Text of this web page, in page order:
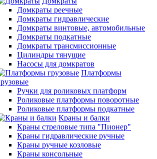
Домкраты реечные
Домкраты гидравлические
Домкраты винтовые, автомобильные
Домкраты подкатные
Домкраты трансмиссионные
Цилиндры тянущие
Насосы для домкратов
Платформы
Ручки для роликовых платформ
Роликовые платформы поворотные
Роликовые платформы подкатные
Краны и балки
Краны стреловые типа "Пионер"
Краны гидравлические ручные
Краны ручные козловые
Краны консольные